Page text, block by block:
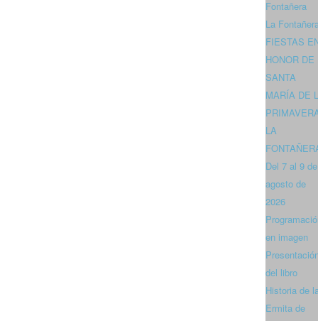
Fontañera
La
FIESTAS
HONOR DE
SANTA
MARÍA DE
LA
Del 7 al 9 de
agosto de
2026
en imagen
del libro
Historia de
Ermita de